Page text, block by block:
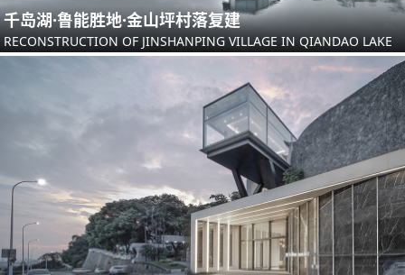
千岛湖·鲁能胜地·金山坪村落复建
RECONSTRUCTION OF JINSHANPING VILLAGE IN QIANDAO LAKE